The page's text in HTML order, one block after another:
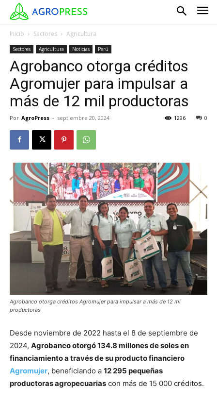
Inicio Sectores Agricultura
Sectores Agricultura Noticias Perú
Agrobanco otorga créditos
Agromujer para impulsar a
más de 12 mil productoras
Por AgroPress - septiembre 20, 2024 0
1296
Agrobanco otorga créditos Agromujer para impulsar a más de 12 mi
productoras
Desde noviembre de 2022 hasta el 8 de septiembre de
2024, Agrobanco otorgó 134.8 millones de soles en
financiamiento a través de su producto financiero
Agromujer, beneficiando a 12 295 pequeñas
productoras agropecuarias con más de 15 000 créditos.